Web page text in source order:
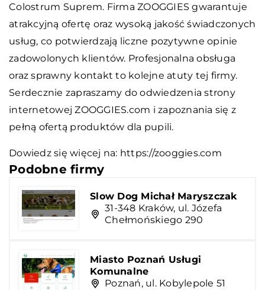
Colostrum Suprem. Firma ZOOGGIES gwarantuje
atrakcyjną ofertę oraz wysoką jakość świadczonych
usług, co potwierdzają liczne pozytywne opinie
zadowolonych klientów. Profesjonalna obsługa
oraz sprawny kontakt to kolejne atuty tej firmy.
Serdecznie zapraszamy do odwiedzenia strony
internetowej ZOOGGIES.com i zapoznania się z
pełną ofertą produktów dla pupili.
Dowiedz się więcej na: https://zooggies.com
Podobne firmy
Slow Dog Michał Maryszczak
31-348 Kraków, ul. Józefa
Chełmońskiego 290
Miasto Poznań Usługi
Komunalne
Poznań, ul. Kobylepole 51